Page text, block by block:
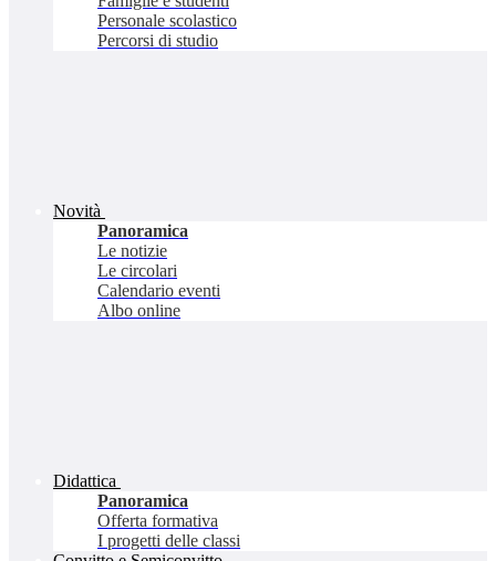
Personale scolastico
Percorsi di studio
Novità
Panoramica
Le notizie
Le circolari
Calendario eventi
Albo online
Didattica
Panoramica
Offerta formativa
I progetti delle classi